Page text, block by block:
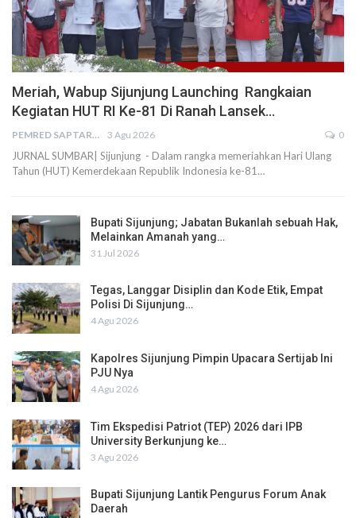
Meriah, Wabup Sijunjung Launching Rangkaian
Kegiatan HUT RI Ke-81 Di Ranah Lansek…
PEMRED SAPTARIUS 3 Agu 2026 0
JURNAL SUMBAR| Sijunjung - Dalam rangka memeriahkan Hari Ulang
Tahun (HUT) Kemerdekaan Republik Indonesia ke-81…
Bupati Sijunjung; Jabatan Bukanlah sebuah Hak,
Melainkan Amanah yang…
31 Jul 2026
Tegas, Langgar Disiplin dan Kode Etik, Empat
Polisi Di Sijunjung…
4 Agu 2026
Kapolres Sijunjung Pimpin Upacara Sertijab Ini
PJU Nya
4 Agu 2026
Tim Ekspedisi Patriot (TEP) 2026 dari IPB
University Berkunjung ke…
3 Agu 2026
Bupati Sijunjung Lantik Pengurus Forum Anak
Daerah